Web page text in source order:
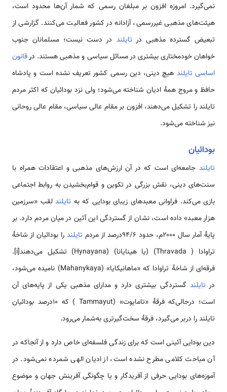
نمی‌گیرد. امروزه افزون بر مبلغان رسمی که شمار آن‌ها محدود است،
هیئت‌های مذهبی غیررسمی، آزادانه در کشور فعالیت می‌کنند. گزارشی از
تبعیض گسترده مذهبی در تایلند در دست نیست؛ مسلمانان جنوب
خواهان خودمختاری بیشتری در مسائل سیاسی و مذهبی هستند. درقانون
اساسی تایلند هیچ دینی، دین رسمی کشور تعریف نشده است و پادشاه
حافظ و مروج همهٔ ادیان شناخته می‌شود؛ ولی نزد بودائیان که اکثر مردم
تایلند را تشکیل می‌دهند، افزون بر مقام عالی سیاسی، مقام عالی روحانی
نیز شناخته می‌شود.
بودائیان
تایلند جامعه‌ای است که در آن ارزش‌های مذهبی و اعتقادات همراه با
سنت‌های دینی، نقش بزرگی در تکوین و قوام‌بخشیدن به روابط اجتماعی
بازی می‌کند. فراوانی معبدهای زیبای بودایی که به تایلند لقب «سرزمین
هزار معبد» داده است، نشان از گستردگی این آئین در میان مردم دارد. بر
پایهٔ آمار سال ۲۰۰۰م، حدود 94/6درصد از مردم
تایلند را بودائیان از شاخهٔ
تراوادا ( Thravada) (یا هینایانا) (Hynayana) تشکیل می‌دهند[i].
فرقه‌ای از شاخهٔ تراوادا که «ماهانیکایا» (Mahanykaya) نامیده می‌شود،
در تایلند گستردگی بیشتری دارد و مدارای مذهبی یکی از پایه‌های آن
است؛ درحالی‌که فرقهٔ «تامایوت» (Tammayut ) که ۱۰درصد بودائیان
تایلند را دربر می‌گیرد، فرقهٔ سخت‌گیرتری به‌شمار می‌رود.
دین بودایی آئینی است که برای زندگی فلسفه‌ای خاص دارد و از آنجاکه در
آن مباحث کلامی مطرح نشده است، از ادیان الهی شمرده نمی‌شود. در
آموزه‌های بودایی حرفی از آفریدگار و یا چگونگی آفرینش جهان و موضوع